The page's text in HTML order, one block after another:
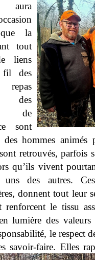
aura
la
tout
liens
fil des
repas
des
de
sont
des hommes animés
retrouvés, parfois
qu’ils vivent
uns des autres. Ces
donnent tout leur
renforcent le tissu
lumière des valeurs
le respect
savoir-faire. Elles